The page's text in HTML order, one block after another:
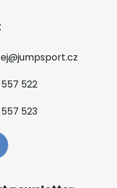
@jumpsport.cz
522
523